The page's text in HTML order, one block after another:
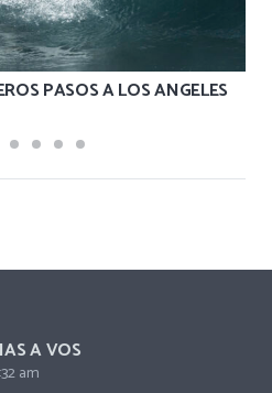
PASOS A LOS ANGELES
A VOS
am